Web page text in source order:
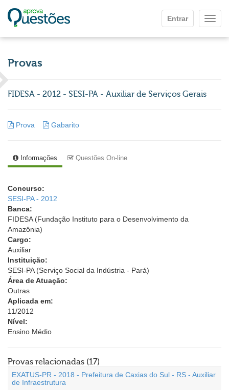
Entrar
Provas
FIDESA - 2012 - SESI-PA - Auxiliar de Serviços Gerais
Prova Gabarito
Informações Questões On-line
Concurso:
SESI-PA - 2012
Banca:
FIDESA (Fundação Instituto para o Desenvolvimento da
Amazônia)
Cargo:
Auxiliar
Instituição:
SESI-PA (Serviço Social da Indústria - Pará)
Área de Atuação:
Outras
Aplicada em:
11/2012
Nível:
Ensino Médio
Provas relacionadas (17)
EXATUS-PR - 2018 - Prefeitura de Caxias do Sul - RS - Auxiliar
de Infraestrutura